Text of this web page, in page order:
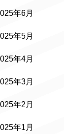
年6月
年5月
年4月
年3月
年2月
年1月